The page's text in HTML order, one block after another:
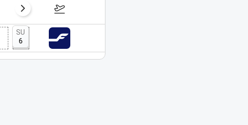
7.–13. syyskuuta 2026
SU
6